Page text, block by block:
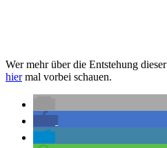
Wer mehr über die Entstehung
hiermal vorbei schauen.